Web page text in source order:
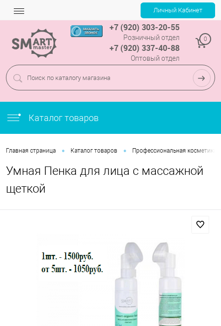
+7 (920) 303-20-55
Розничный отдел
+7 (920) 337-40-88
Оптовый отдел
0
Каталог товаров
Главная страница • Каталог товаров • Профессиональная косметика
Умная Пенка для лица с массажной
щеткой